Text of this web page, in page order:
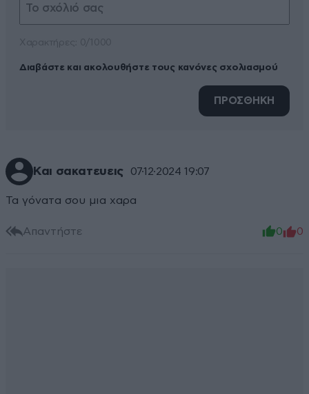
Διαβάστε και ακολουθήστε τους κανόνες σχολιασμού
ΠΡΟΣΘΗΚΗ
Και σακατευεις 07·12·2024 19:07
Τα γόνατα σου μια χαρα
Απαντήστε 0 0